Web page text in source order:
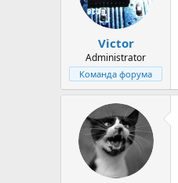
Victor
Administrator
Команда форума